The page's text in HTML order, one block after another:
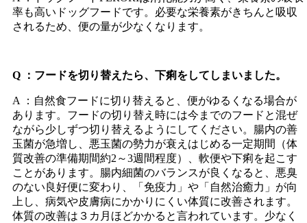
率も高いドッグフードです。必要な栄養素がきちんと吸収
されるため、便の量が少なくなります。
Q ：フードを切り替えたら、下痢をしてしまいました。
A ：自然食フードに切り替えると、便がゆるくなる場合が
あります。フードの切り替え時には今までのフードと混ぜ
ながら少しずつ切り替えるようにしてください。腸内の善
玉菌が急増し、悪玉菌の勢力が衰えはじめる一定期間（体
質改善の準備期間約2～3週間程度）、軟便や下痢を起こす
ことがあります。腸内細菌のバランスが良くなると、悪臭
のない良好便に変わり、「免疫力」や「自然治癒力」が向
上し、病気や皮膚病にかかりにくい体質に改善されます。
体質の改善は３カ月ほどかかると言われています。少なく